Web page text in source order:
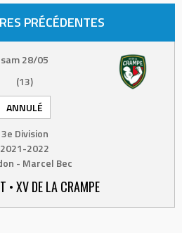
PRÉCÉDENTES
sam 28/05
(13)
ANNULÉ
3e Division
2021-2022
- Marcel Bec
• XV DE LA CRAMPE